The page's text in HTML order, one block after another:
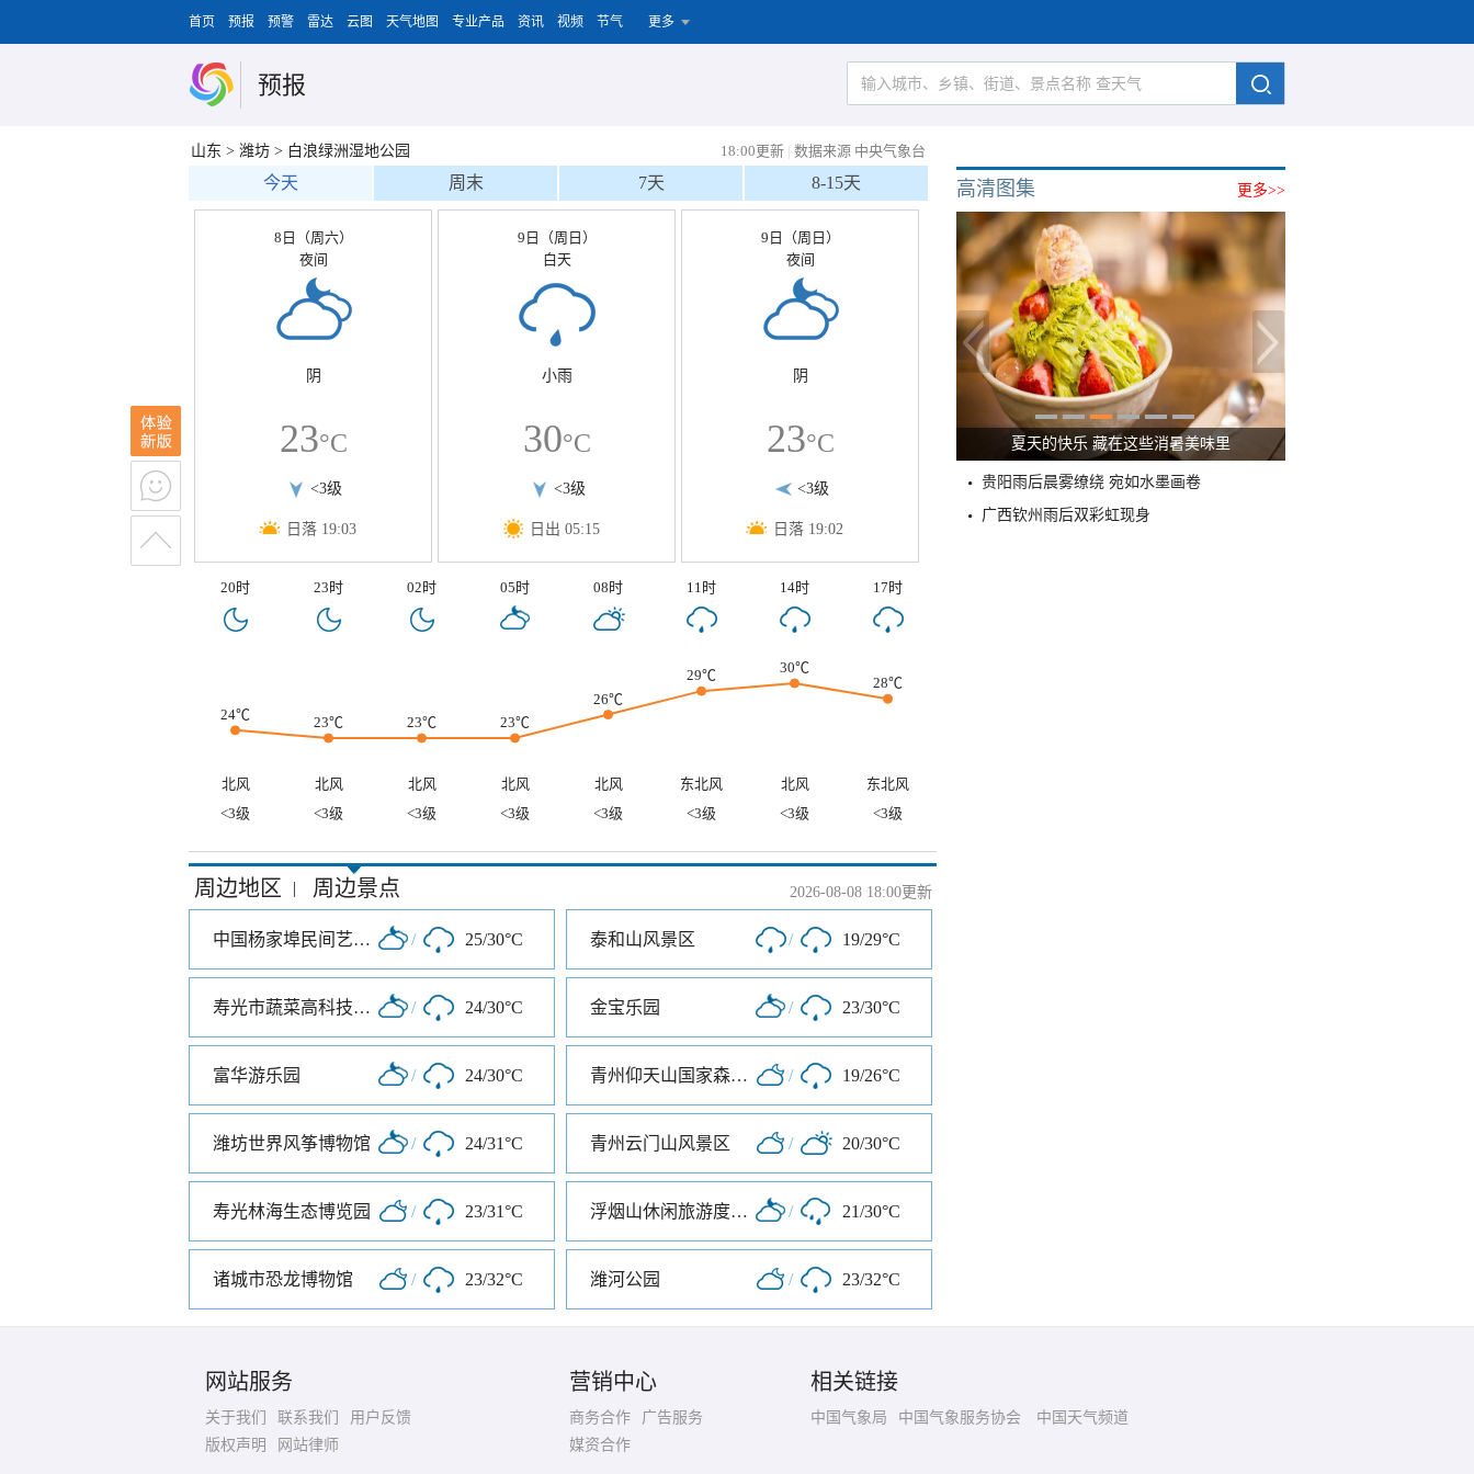
首页 预报 预警 雷达 云图 天气地图 专业产品 资讯 视频 节气 更多
预报
山东 > 潍坊 > 白浪绿洲湿地公园 18:00更新 | 数据来源 中央气象台
今天 周末 7天 8-15天
8日（周六）
夜间
阴
23°C
<3级
日落 19:03
9日（周日）
白天
小雨
30°C
<3级
日出 05:15
9日（周日）
夜间
阴
23°C
<3级
日落 19:02
20时 23时 02时 05时 08时 11时 14时 17时
24℃ 23℃ 23℃ 23℃
26℃
29℃
30℃
28℃
北风 北风 北风 北风 北风 东北风 北风
东北风
<3级
<3级 <3级 <3级 <3级 <3级 <3级 <3级
周边地区 | 周边景点 2026-08-08 18:00更新
中国杨家埠民间艺术大观园 / 25/30°C 泰和山风景区 / 19/29°C
寿光市蔬菜高科技示范园 / 24/30°C 金宝乐园 / 23/30°C
富华游乐园 / 24/30°C 青州仰天山国家森林公园 / 19/26°C
潍坊世界风筝博物馆 / 24/31°C 青州云门山风景区 / 20/30°C
寿光林海生态博览园 / 23/31°C 浮烟山休闲旅游度假区 / 21/30°C
诸城市恐龙博物馆 / 23/32°C 潍河公园 / 23/32°C
更多>>
高清图集
夏天的快乐 藏在这些消暑美味里
贵阳雨后晨雾缭绕 宛如水墨画卷
广西钦州雨后双彩虹现身
网站服务
关于我们 联系我们
用户反馈
版权声明
网站律师
营销中心
商务合作
广告服务
媒资合作
相关链接
中国气象局 中国气象服务协会 中国天气频道